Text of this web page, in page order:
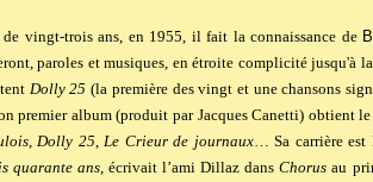
de vingt-trois ans, en 1955, il fait la connaissance de
paroles et musiques, en étroite complicité jusqu'à
Dolly 25 (la première des vingt et une chansons
premier album (produit par Jacques Canetti) obtient
, Dolly 25 Le Crieur de journaux… Sa carrière est
quarante ans , écrivait l’ami Dillaz dansChorus au